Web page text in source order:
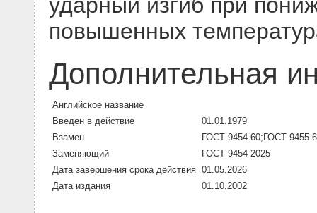
ударный изгиб при
повышенных
Дополнительная
Английское название
Введен в действие
01.01.1979
Взамен
ГОСТ 9454-60;ГОСТ 9455-
Заменяющий
ГОСТ 9454-2025
Дата завершения срока действия 01.05.2026
Дата издания
01.10.2002